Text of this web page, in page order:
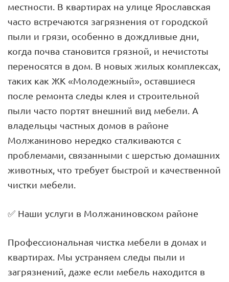
местности. В квартирах на улице Ярославская
часто встречаются загрязнения от городской
пыли и грязи, особенно в дождливые дни,
когда почва становится грязной, и нечистоты
переносятся в дом. В новых жилых комплексах,
таких как ЖК «Молодежный», оставшиеся
после ремонта следы клея и строительной
пыли часто портят внешний вид мебели. А
владельцы частных домов в районе
Молжаниново нередко сталкиваются с
проблемами, связанными с шерстью домашних
животных, что требует быстрой и качественной
чистки мебели.
✅ Наши услуги в Молжаниновском районе
Профессиональная чистка мебели в домах и
квартирах. Мы устраняем следы пыли и
загрязнений, даже если мебель находится в